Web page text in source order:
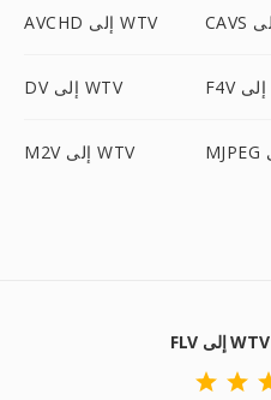
AVCHD إلى WTV
DV إلى WTV
M2V إلى WTV